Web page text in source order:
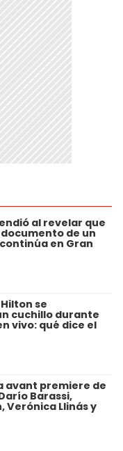
al revelar que
de un
en Gran
se
cuchillo durante
vivo: qué dice el
avant premiere de
Barassi,
Verónica Llinás y